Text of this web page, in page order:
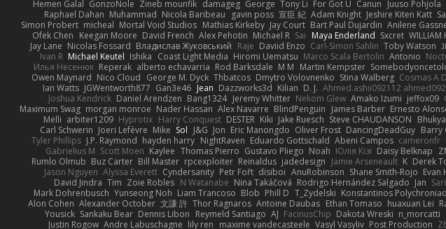
Hemen Galal GonzoNole Zineb mounfik damageg George Tony Li For Got U Canun Juuso Pohjola
Raphael Dahan Muhammad Nicola Baribeau gavin poss 宣臣 紀 Adam Knight Jeshire Kiten Katt
Simon Probert micheal Mortal Void Studios Mathias Kirkeby Jay Court Bart Paul Dujardin Anilene
Ofek Chen Keegan Moore David French Alex Pehotin Michael R Sai Maya Enderland Sxcret WILLIAM
Jay Lane Nicolas Fossard Владислав Жуковський Raje Daviid Enzo Carl-Simon Sahlin Toby Watson
Ivan R Michael Keutel Ishika Coast Light Media Hiromi Uematsu Marco Scala Bertolin Antonio
Илья Несенюк Reperak alberto echavarria Rod Barksdale M M Martin Kempster
Owen Maynard Nico Cloud George M. Dyck Thbatcos Dmytro Volovnenko Stina Walberg Cosmas A
Ian Watts JGWentworth877 Gan3e46 Jean Dazzworks3d Kilian D. J. Ahmed.ashii092112
Joshua Kendrick Daniel Arendzen Bang1324 Jeremy Whitter Nekom Glew Amako Izumi jeffox09
Maximum Swag morgan monroe Nader Hassan Alex Navarre BlindPenguin James Barber Ernesto
Melli arbiter1209 Hyprotix Harry Conquest DESTER Kiki Jake Ruesch Steve CHAUDANSON
Carl Schwerin Joeri Lefévre Mike Sol J&G Jon Eric Manongdo Oliver Frost DancingDeadGuy Barry
Tyler Phillips J.P. Raymond hayden harry NightRaven Eduardo Gottschald Abeni Campos cameronfr
Gabrielius M Scott Moen Kaylee Thomas Pierro Gustavo Pliego Noah Юлія Кізі Daisy Belknap
Rumlo Olmub Buz Carter Bill Master rpcexploiter Reinaldus jadedesign Jamie Arseneault K Derek
Jason Nguyen Alyssa Everett Cyndersanity Petr Fořt disiboi AnuRobinson Shane Smith-Rojo Evan
David Jindra Tim Zoie Robles N Watanabe Nina Takáčová Rodrigo Hernández Salgado Jan
Mark Dohrenbusch Yunseong Noh Liam Trancoso Blob Phill D T_Zydelski Konstantinos
Alon Cohen Alexander October 文謙 許 Thor Ragnaros Antoine Daubas Ethan Tomaso huaxuan Lei
Yousick Sankaku Bear Dennis Libon Reymeld Santiago AJ FacinusChip Dakota Wreski n_morcatti
Justin Rogow Andre Labuschagne lily ren maxime vandecasteele Vasyl Vasyliv Post Production